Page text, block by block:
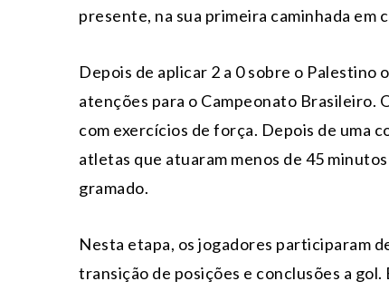
presente, na sua primeira caminhada
Depois de aplicar 2 a 0 sobre o
atenções para o Campeonato Brasileiro.
com exercícios de força. Depois de uma
atletas que atuaram menos de 45
gramado.
Nesta etapa, os jogadores participaram
transição de posições e conclusões a